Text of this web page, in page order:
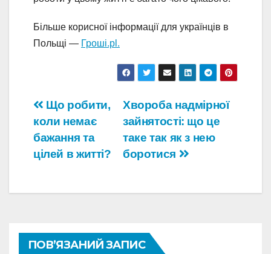
Більше корисної інформації для українців в
Польщі — Гроші.pl.
Навігація
записів
Хвороба надмірної
зайнятості: що це
таке так як з нею
боротися
Що робити,
коли немає
бажання та
цілей в житті?
ПОВ’ЯЗАНИЙ ЗАПИС